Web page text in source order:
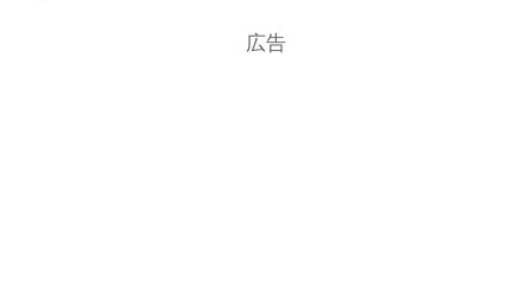
広告